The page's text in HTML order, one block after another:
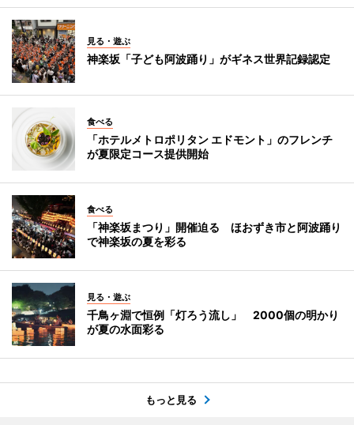
見る・遊ぶ
神楽坂「子ども阿波踊り」がギネス世界記録認定
食べる
「ホテルメトロポリタン エドモント」のフレンチ
が夏限定コース提供開始
食べる
「神楽坂まつり」開催迫る ほおずき市と阿波踊り
で神楽坂の夏を彩る
見る・遊ぶ
千鳥ヶ淵で恒例「灯ろう流し」 2000個の明かり
が夏の水面彩る
もっと見る